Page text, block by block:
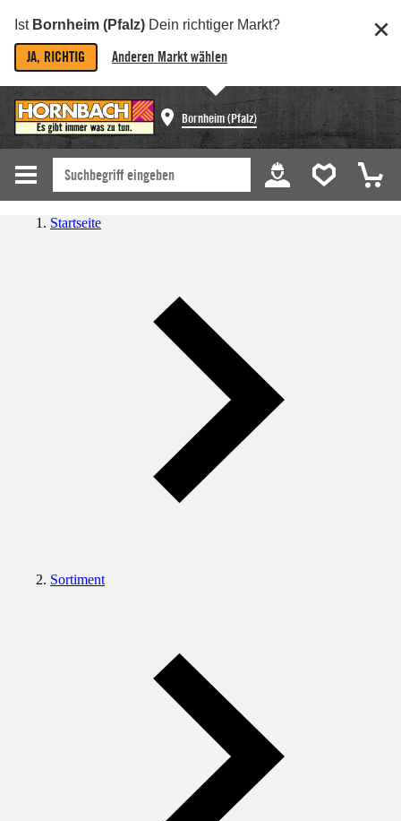
Ist Bornheim (Pfalz) Dein richtiger Markt?
JA, RICHTIG Anderen Markt wählen
Bornheim (Pfalz)
Startseite
Sortiment